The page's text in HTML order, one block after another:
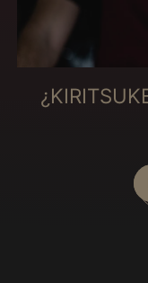
Gabon (MXN $)
Gambie (MXN $)
Géorgie (MXN $)
Géorgie du Sud-et-
les Îles Sandwich du